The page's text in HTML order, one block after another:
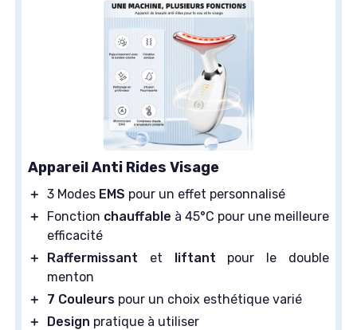
Appareil Anti Rides Visage
＋ 3 Modes EMS pour un effet personnalisé
＋
Fonction chauffable à 45°C pour une meilleure
efficacité
＋
Raffermissant et liftant pour le double
menton
＋
7 Couleurs pour un choix esthétique varié
＋
Design pratique à utiliser